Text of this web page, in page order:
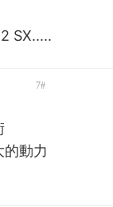
SX.....
7#
動力